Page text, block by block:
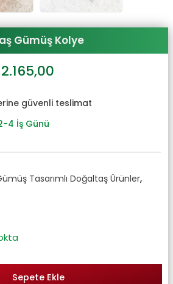
Gümüş Kolye
2.165,00
fiyat:
güvenli teslimat
4 İş Günü
Tasarımlı Doğaltaş Ürünler,
Sepete Ekle